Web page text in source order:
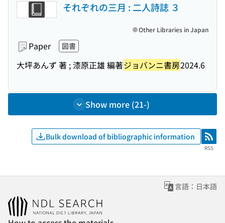
それぞれの三月 : 二人詩誌 ３
Paper 図書
大坪あんず 著 ; 漆原正雄 編著ジョバンニ書房2024.6
Other Libraries in Japan
Show more (21-)
Bulk download of bibliographic information RSS
RSS
言語：日本語